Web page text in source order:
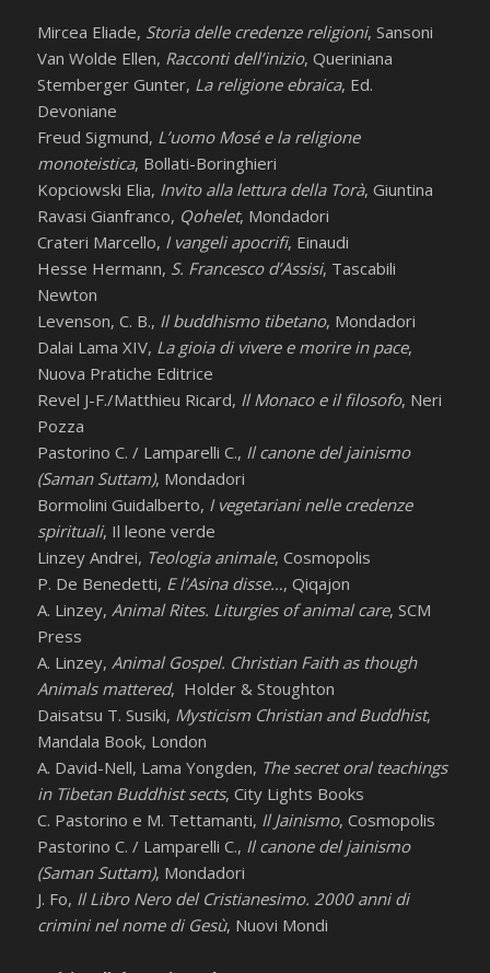
Mircea Eliade, Storia delle credenze religioni, Sansoni
Van Wolde Ellen, Racconti dell’inizio, Queriniana
Stemberger Gunter, La religione ebraica, Ed.
Devoniane
Freud Sigmund, L’uomo Mosé e la religione
monoteistica, Bollati-Boringhieri
Kopciowski Elia, Invito alla lettura della Torà, Giuntina
Ravasi Gianfranco, Qohelet, Mondadori
Crateri Marcello, I vangeli apocrifi, Einaudi
Hesse Hermann, S. Francesco d’Assisi, Tascabili
Newton
Levenson, C. B., Il buddhismo tibetano, Mondadori
Dalai Lama XIV, La gioia di vivere e morire in pace,
Nuova Pratiche Editrice
Revel J-F./Matthieu Ricard, Il Monaco e il filosofo, Neri
Pozza
Pastorino C. / Lamparelli C., Il canone del jainismo
(Saman Suttam), Mondadori
Bormolini Guidalberto, I vegetariani nelle credenze
spirituali, Il leone verde
Linzey Andrei, Teologia animale, Cosmopolis
P. De Benedetti, E l’Asina disse…, Qiqajon
A. Linzey,Animal Rites. Liturgies of animal care, SCM
Press
A. Linzey,Animal Gospel. Christian Faith as though
Animals mattered, Holder & Stoughton
Daisatsu T. Susiki, Mysticism Christian and Buddhist,
Mandala Book, London
A. David-Nell, Lama Yongden, The secret oral teachings
in Tibetan Buddhist sects, City Lights Books
C. Pastorino e M. Tettamanti, Il Jainismo, Cosmopolis
Pastorino C. / Lamparelli C., Il canone del jainismo
(Saman Suttam), Mondadori
J. Fo, Il Libro Nero del Cristianesimo. 2000 anni di
crimini nel nome di Gesù, Nuovi Mondi